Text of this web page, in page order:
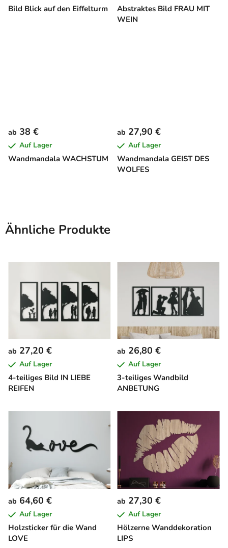
Bild Blick auf den Eiffelturm
Abstraktes Bild FRAU MIT
WEIN
Wandmandala WACHSTUM
ab 38 €
Auf Lager
Wandmandala GEIST DES
WOLFES
ab 27,90 €
Auf Lager
Ähnliche Produkte
4-teiliges Bild IN LIEBE
REIFEN
ab 27,20 €
Auf Lager
3-teiliges Wandbild
ANBETUNG
ab 26,80 €
Auf Lager
Holzsticker für die Wand
LOVE
ab 64,60 €
Auf Lager
Hölzerne Wanddekoration
LIPS
ab 27,30 €
Auf Lager